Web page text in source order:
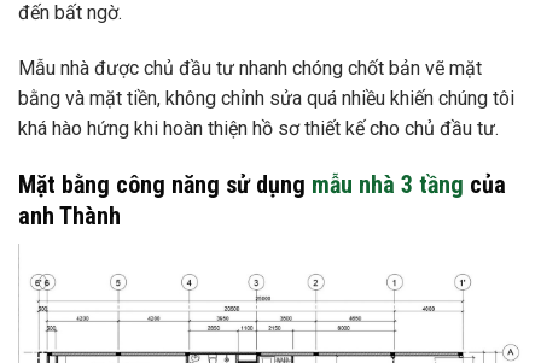
đến bất ngờ.
Mẫu nhà được chủ đầu tư nhanh chóng chốt bản vẽ mặt
bằng và mặt tiền, không chỉnh sửa quá nhiều khiến chúng tôi
khá hào hứng khi hoàn thiện hồ sơ thiết kế cho chủ đầu tư.
Mặt bằng công năng sử dụng mẫu nhà 3 tầng của
anh Thành